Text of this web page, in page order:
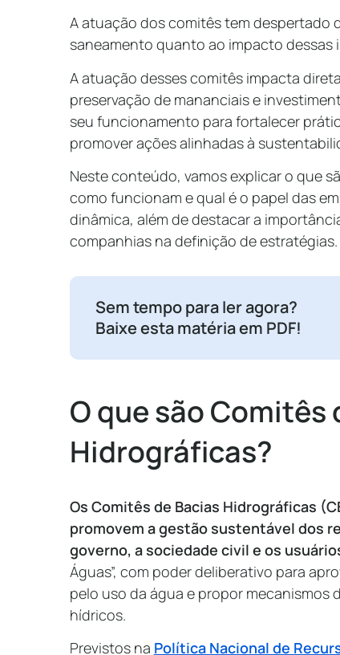
A atuação dos comitês tem despertado
saneamento quanto ao impacto
A atuação desses comitês impacta
preservação de mananciais e
seu funcionamento para fortalecer
promover ações alinhadas à
Neste conteúdo, vamos explicar o que
como funcionam e qual é o papel das
dinâmica, além de destacar a
companhias na definição de estratégias.
Sem tempo para ler agora?
Baixe esta matéria em PDF!
O que são Comitês
Hidrográficas?
Os Comitês de Bacias Hidrográficas
promovem a gestão sustentável dos
governo, a sociedade civil e os
Águas”, com poder deliberativo para
pelo uso da água e propor mecanismos
hídricos.
Previstos na Política Nacional de